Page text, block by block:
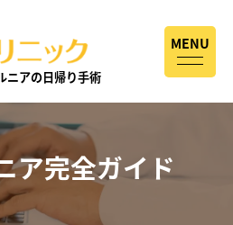
ニアの日帰り手術
MENU
ア完全ガイド